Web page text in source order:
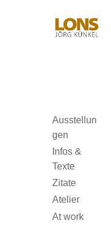
Ausstellun
gen
Infos &
Texte
Zitate
Atelier
At work